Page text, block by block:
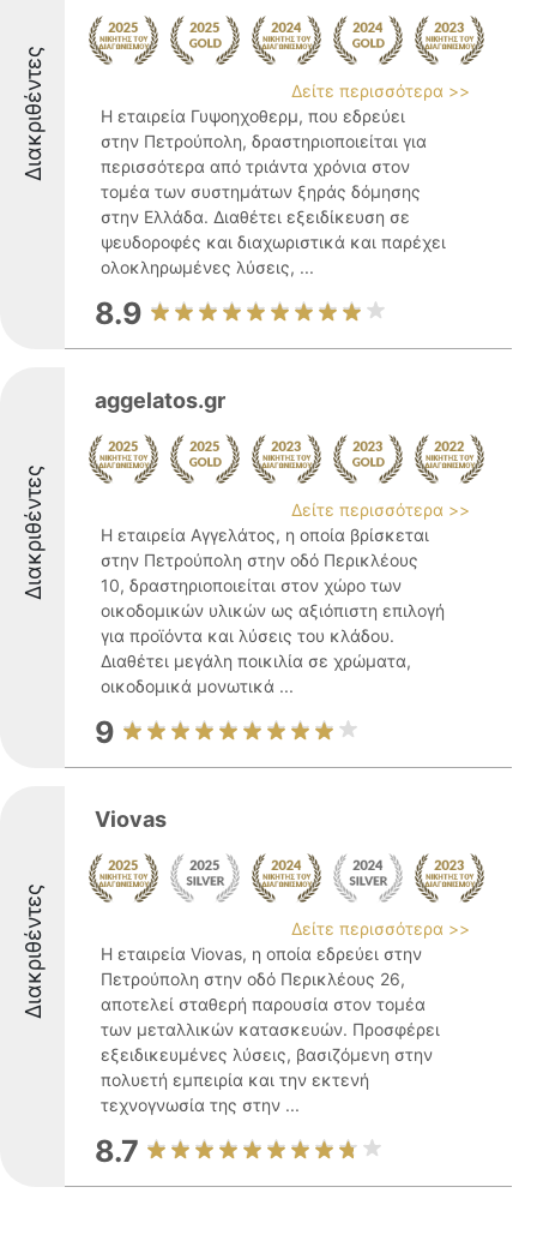
Διακριθέντες
Δείτε περισσότερα >>
Η εταιρεία Γυψοηχοθερμ, που εδρεύει
στην Πετρούπολη, δραστηριοποιείται για
περισσότερα από τριάντα χρόνια στον
τομέα των συστημάτων ξηράς δόμησης
στην Ελλάδα. Διαθέτει εξειδίκευση σε
ψευδοροφές και διαχωριστικά και παρέχει
ολοκληρωμένες λύσεις, ...
8.9
Διακριθέντες
aggelatos.gr
Δείτε περισσότερα >>
Η εταιρεία Αγγελάτος, η οποία βρίσκεται
στην Πετρούπολη στην οδό Περικλέους
10, δραστηριοποιείται στον χώρο των
οικοδομικών υλικών ως αξιόπιστη επιλογή
για προϊόντα και λύσεις του κλάδου.
Διαθέτει μεγάλη ποικιλία σε χρώματα,
οικοδομικά μονωτικά ...
9
Διακριθέντες
Viovas
Δείτε περισσότερα >>
Η εταιρεία Viovas, η οποία εδρεύει στην
Πετρούπολη στην οδό Περικλέους 26,
αποτελεί σταθερή παρουσία στον τομέα
των μεταλλικών κατασκευών. Προσφέρει
εξειδικευμένες λύσεις, βασιζόμενη στην
πολυετή εμπειρία και την εκτενή
τεχνογνωσία της στην ...
8.7